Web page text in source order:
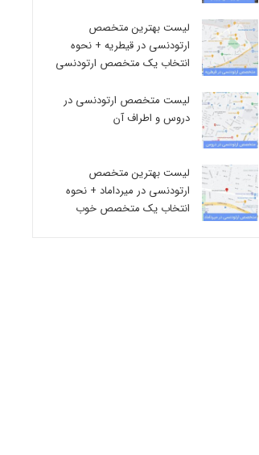
لیست بهترین متخصص
ارتودنسی در قیطریه + نحوه
انتخاب یک متخصص ارتودنسی
لیست متخصص ارتودنسی در
دروس و اطراف آن
لیست بهترین متخصص
ارتودنسی در میرداماد + نحوه
انتخاب یک متخصص خوب